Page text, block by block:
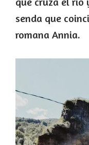
senda que
romana Annia.